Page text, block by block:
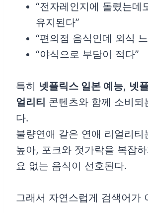
“전자레인지에 돌렸는데
유지된다”
“편의점 음식인데 외식
“야식으로 부담이 적다”
특히 넷플릭스 일본 예능, 넷
얼리티 콘텐츠와 함께 소비되
다.
불량연애 같은 연애 리얼리티
높아, 포크와 젓가락을 복잡
요 없는 음식이 선호된다.
그래서 자연스럽게 검색어가